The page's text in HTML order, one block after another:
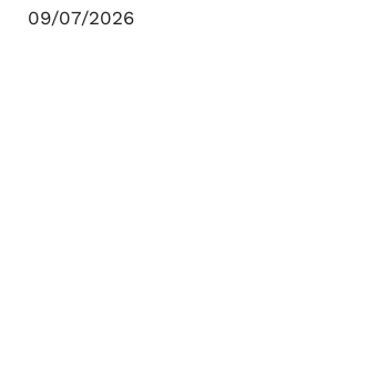
09/07/2026